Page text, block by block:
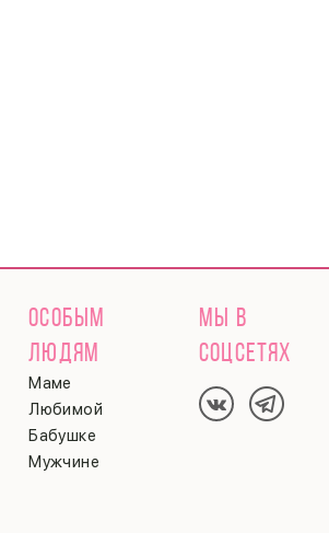
ОСОБЫМ
ЛЮДЯМ
Маме
Любимой
Бабушке
Мужчине
МЫ В
СОЦСЕТЯХ